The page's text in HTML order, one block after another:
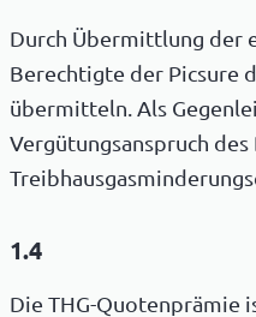
Durch Übermittlung der
Berechtigte der Picsure
übermitteln. Als
Vergütungsanspruch
1.4
Die THG-Quotenprämie